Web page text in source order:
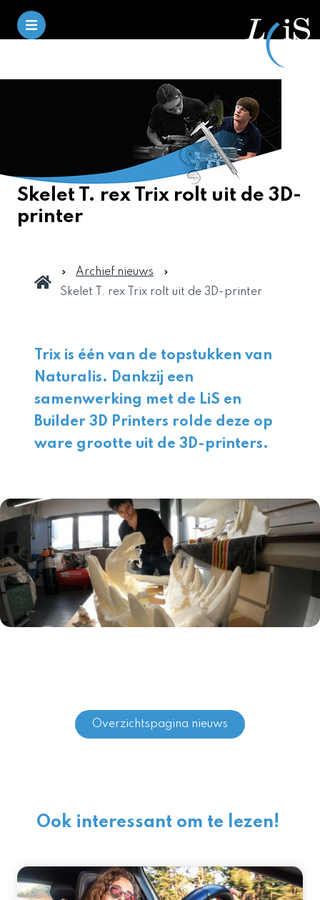
Skelet T. rex Trix rolt uit de 3D-
printer
Archief nieuws
Skelet T. rex Trix rolt uit de 3D-printer
Trix is één van de topstukken van
Naturalis. Dankzij een
samenwerking met de LiS en
Builder 3D Printers rolde deze op
ware grootte uit de 3D-printers.
Overzichtspagina nieuws
Ook interessant om te lezen!